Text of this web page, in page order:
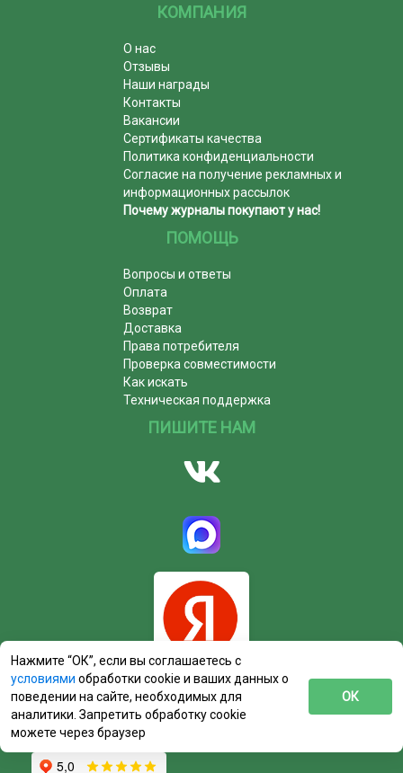
КОМПАНИЯ
О нас
Отзывы
Наши награды
Контакты
Вакансии
Сертификаты качества
Политика конфиденциальности
Согласие на получение рекламных и
информационных рассылок
Почему журналы покупают у нас!
ПОМОЩЬ
Вопросы и ответы
Оплата
Возврат
Доставка
Права потребителя
Проверка совместимости
Как искать
Техническая поддержка
ПИШИТЕ НАМ
Нажмите “ОК”, если вы соглашаетесь с
условиями обработки cookie и ваших данных о
поведении на сайте, необходимых для
аналитики. Запретить обработку cookie
можете через браузер
ОК